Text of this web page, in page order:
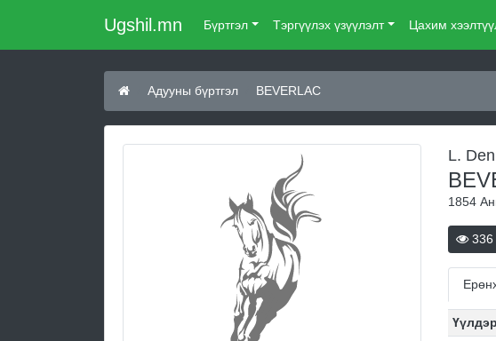
Ugshil.mn Бүртгэл Тэргүүлэх үзүүлэлт Цахим
Адууны бүртгэл BEVERLAC
L.
1854
336
Үүлдэр